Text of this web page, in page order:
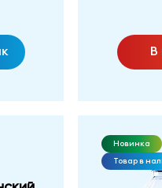
В
Новинка
Товар в